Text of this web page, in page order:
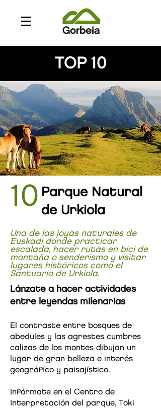
TOP 10
10 Parque Natural
de Urkiola
Una de las joyas naturales de
Euskadi donde practicar
escalada, hacer rutas en bici de
montaña o senderismo y visitar
lugares históricos como el
Santuario de Urkiola.
Lánzate a hacer actividades
entre leyendas milenarias
El contraste entre bosques de
abedules y las agrestes cumbres
calizas de los montes dibujan un
lugar de gran belleza e interés
geográfico y paisajístico.
Infórmate en el Centro de
Interpretación del parque, Toki